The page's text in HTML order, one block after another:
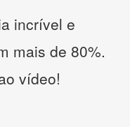
incrível e
mais de 80%.
vídeo!